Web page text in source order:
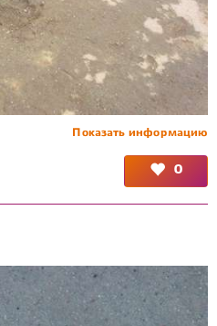
Показать информацию
0